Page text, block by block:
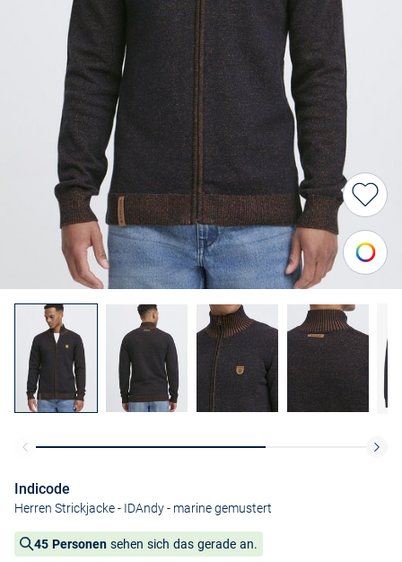
Indicode
Herren Strickjacke - IDAndy- marine gemustert
45 Personen sehen sich das gerade an.